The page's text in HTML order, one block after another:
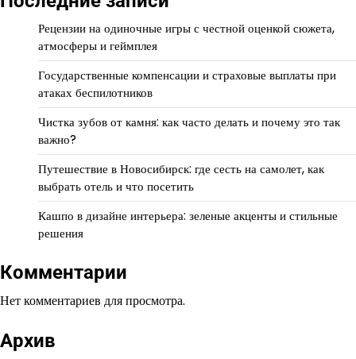
Рецензии на одиночные игры с честной оценкой сюжета,
атмосферы и геймплея
Государственные компенсации и страховые выплаты при
атаках беспилотников
Чистка зубов от камня: как часто делать и почему это так
важно?
Путешествие в Новосибирск: где сесть на самолет, как
выбрать отель и что посетить
Кашпо в дизайне интерьера: зеленые акценты и стильные
решения
Комментарии
Нет комментариев для просмотра.
Архив